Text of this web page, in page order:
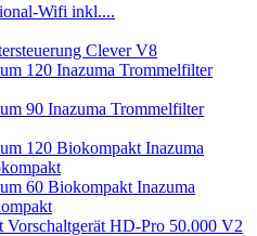
Wifi inkl....
Clever V8
Inazuma Trommelfilter
Inazuma Trommelfilter
Inazuma
Inazuma
HD-Pro 50.000 V2